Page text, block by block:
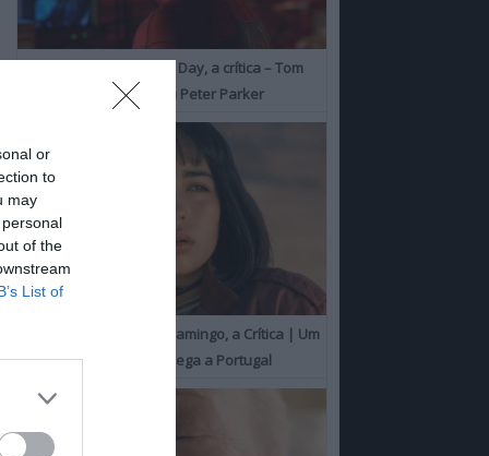
or
to
may
of the
List of
Spider-Man: Brand New Day, a crítica – Tom
Holland consolida o seu Peter Parker
O Misterioso Olhar do Flamingo, a Crítica | Um
Campeão de Cannes chega a Portugal